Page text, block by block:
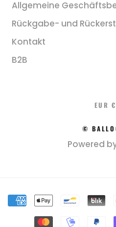
Allgemeine
Rückgabe- und
Kontakt
B2B
EUR €
©
Powered